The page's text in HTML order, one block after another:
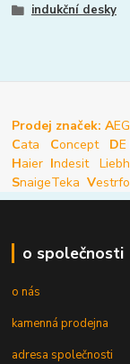
indukční desky
Prodej značek: AEG
Cata Concept D
Haier Indesit
SnaigeTeka V
o společnosti
o nás
kamenná prodejna
adresa společnosti